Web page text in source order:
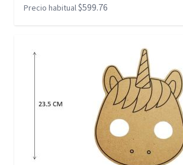
Precio habitual$599.76